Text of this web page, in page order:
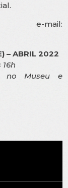
mail:
– ABRIL 2022
no Museu e